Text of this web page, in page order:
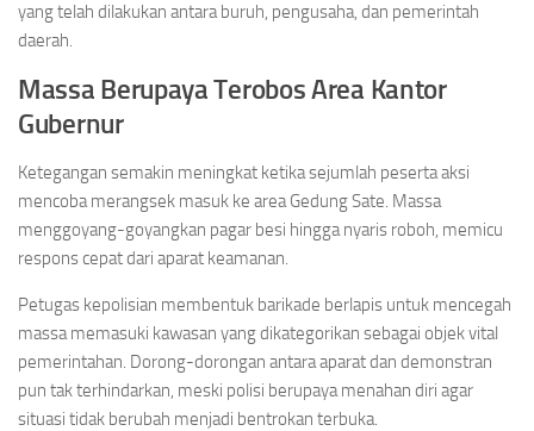
yang telah dilakukan antara buruh, pengusaha, dan pemerintah
daerah.
Massa Berupaya Terobos Area Kantor
Gubernur
Ketegangan semakin meningkat ketika sejumlah peserta aksi
mencoba merangsek masuk ke area Gedung Sate. Massa
menggoyang-goyangkan pagar besi hingga nyaris roboh, memicu
respons cepat dari aparat keamanan.
Petugas kepolisian membentuk barikade berlapis untuk mencegah
massa memasuki kawasan yang dikategorikan sebagai objek vital
pemerintahan. Dorong-dorongan antara aparat dan demonstran
pun tak terhindarkan, meski polisi berupaya menahan diri agar
situasi tidak berubah menjadi bentrokan terbuka.